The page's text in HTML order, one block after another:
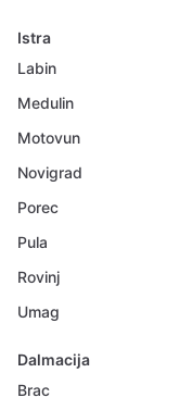
Istra
Labin
Medulin
Motovun
Novigrad
Porec
Pula
Rovinj
Umag
Dalmacija
Brac